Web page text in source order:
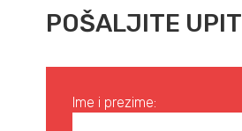
POŠALJITE UPIT
Ime i prezime: